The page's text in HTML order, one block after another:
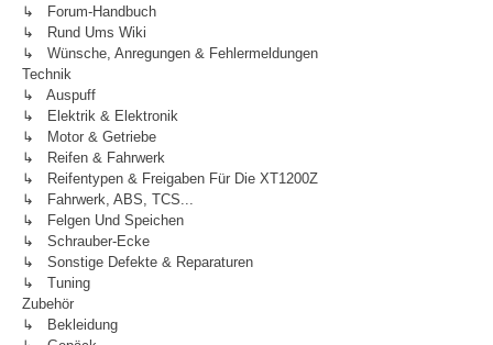
↳ Forum-Handbuch
↳ Rund Ums Wiki
↳ Wünsche, Anregungen & Fehlermeldungen
Technik
↳ Auspuff
↳ Elektrik & Elektronik
↳ Motor & Getriebe
↳ Reifen & Fahrwerk
↳ Reifentypen & Freigaben Für Die XT1200Z
↳ Fahrwerk, ABS, TCS...
↳ Felgen Und Speichen
↳ Schrauber-Ecke
↳ Sonstige Defekte & Reparaturen
↳ Tuning
Zubehör
↳ Bekleidung